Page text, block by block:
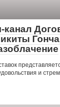
канал
и